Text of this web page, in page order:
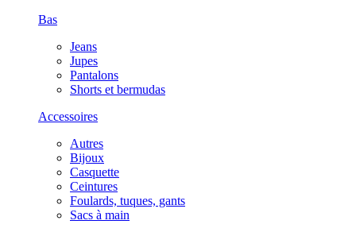
Bas
Jeans
Jupes
Pantalons
Shorts et bermudas
Accessoires
Autres
Bijoux
Casquette
Ceintures
Foulards, tuques, gants
Sacs à main